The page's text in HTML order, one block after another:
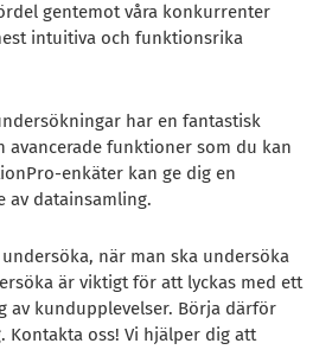
gentemot våra konkurrenter
intuitiva och funktionsrika
har en fantastisk
avancerade funktioner som du kan
enkäter kan ge dig en
av datainsamling.
när man ska undersöka
är viktigt för att lyckas med ett
av kundupplevelser. Börja därför
Kontakta oss! Vi hjälper dig att